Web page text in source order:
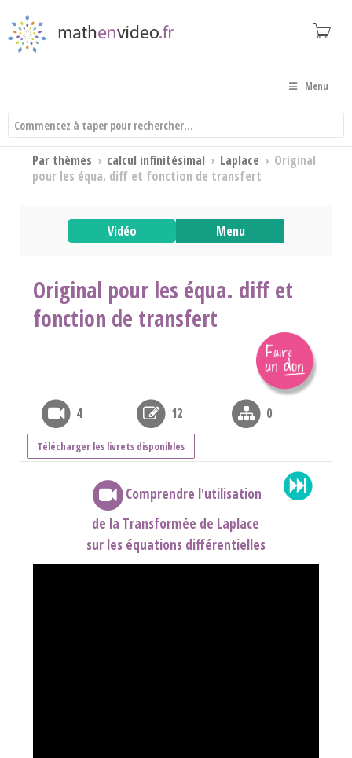
Menu
Par thèmes › calcul infinitésimal › Laplace › Original
pour les équa. diff et fonction de transfert
Vidéo Menu
Original pour les équa. diff et
fonction de transfert
4 12 0
Télécharger les livrets disponibles
Comprendre l'utilisation
de la Transformée de Laplace
sur les équations différentielles